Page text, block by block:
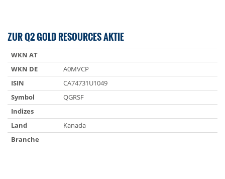
ZUR Q2 GOLD RESOURCES AKTIE
WKN AT
WKN DE
A0MVCP
ISIN
CA74731U1049
Symbol
QGRSF
Indizes
Land
Kanada
Branche